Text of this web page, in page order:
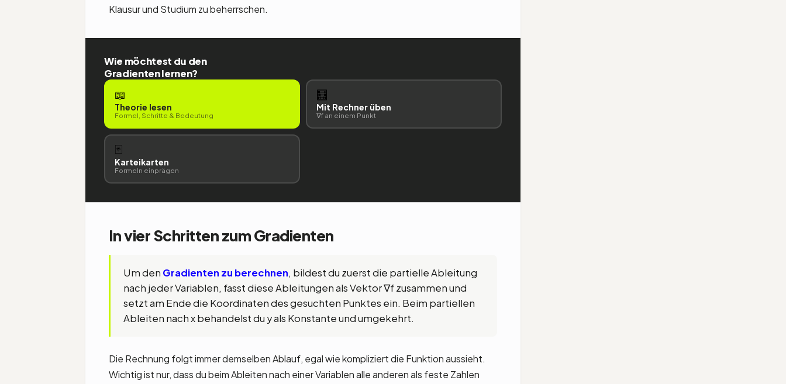
Klausur und Studium zu beherrschen.
Wie möchtest du den
Gradienten lernen?
📖
Theorie lesen
Formel, Schritte & Bedeutung
🧮
Mit Rechner üben
∇f an einem Punkt
🃏
Karteikarten
Formeln einprägen
In vier Schritten zum Gradienten
Um den Gradienten zu berechnen, bildest du zuerst die partielle Ableitung
nach jeder Variablen, fasst diese Ableitungen als Vektor ∇f zusammen und
setzt am Ende die Koordinaten des gesuchten Punktes ein. Beim partiellen
Ableiten nach x behandelst du y als Konstante und umgekehrt.
Die Rechnung folgt immer demselben Ablauf, egal wie kompliziert die Funktion aussieht.
Wichtig ist nur, dass du beim Ableiten nach einer Variablen alle anderen als feste Zahlen